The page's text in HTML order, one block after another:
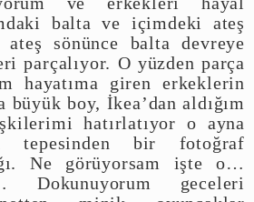
balta ve içimdeki ateş
ateş sönünce balta devreye
parçalıyor. O yüzden parça
hayatıma giren erkeklerin
boy, İkea’dan aldığım
hatırlatıyor o ayna
tepesinden bir fotoğraf
Ne görüyorsam işte o…
Dokunuyorum geceleri